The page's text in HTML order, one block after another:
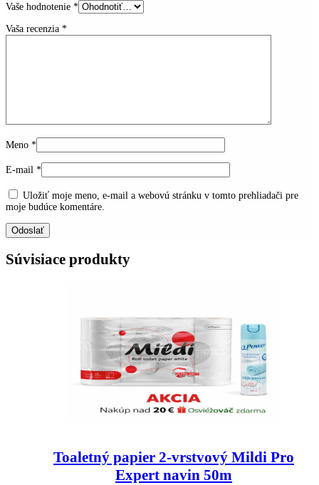
Vaše hodnotenie *
Vaša recenzia *
Meno *
E-mail *
Uložiť moje meno, e-mail a webovú stránku v tomto prehliadači pre
moje budúce komentáre.
Súvisiace produkty
Toaletný papier 2-vrstvový Mildi Pro
Expert navin 50m